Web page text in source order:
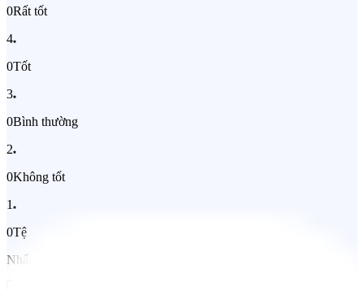
0Rất tốt
4
0Tốt
3
0Bình thường
2
0Không tốt
1
0Tệ
Nhấn vào đây để nhận xét về sản phẩm